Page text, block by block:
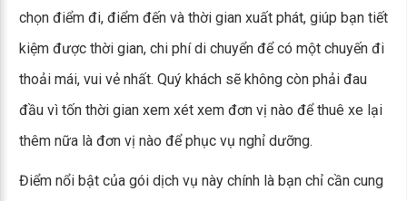
chọn điểm đi, điểm đến và thời gian xuất phát, giúp bạn tiết
kiệm được thời gian, chi phí di chuyển để có một chuyến đi
thoải mái, vui vẻ nhất. Quý khách sẽ không còn phải đau
đầu vì tốn thời gian xem xét xem đơn vị nào để thuê xe lại
thêm nữa là đơn vị nào để phục vụ nghỉ dưỡng.
Điểm nổi bật của gói dịch vụ này chính là bạn chỉ cần cung